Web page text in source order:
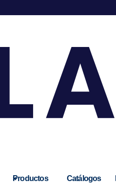
Productos Catálogos